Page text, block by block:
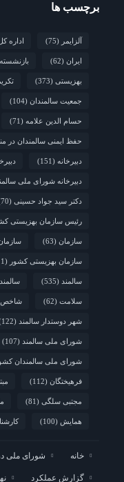
مشارکت همه
و مشارکت اجتماعی
برچسب ها
آلزایمر (75) اداره
ایران (62) بازنشسته
بهزیستی (373)
جمعیت سالمندان (104)
حسام الدین علامه (71)
حفظ ایمنی سالمندان در
دبیرخانه (151)
دبیرخانه شورای ملی
دکتر سید جواد حسینی (70)
رئیس سازمان بهزیستی
سازمان (63)
سازمان بهزیستی کشور (311)
سالمند (535)
سلامت (62) شاخص
شهر دوستدار سالمند (122)
شورای ملی سالمند (107)
شورای ملی سالمندان
فرهیختگان (112)
مجتبی سلگی (81)
همایش (100)
خانه شورای ملی
گزارش عملکرد